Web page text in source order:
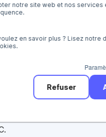
notre site web et nos services
en savoir plus ? Lisez notre
Refuser
(Valina).
à un usage quotidien
à des solutions sans
kiosques de commande,
ou d'autres